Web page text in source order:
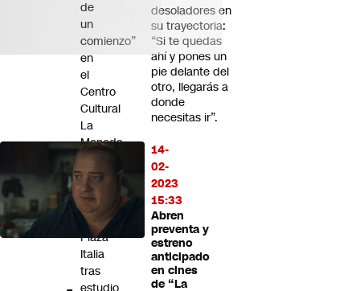
desoladores en
su trayectoria:
“Si te quedas
ahí y pones un
pie delante del
otro, llegarás a
donde
necesitas ir”.
14-
02-
2023
15:33
Abren
preventa y
estreno
anticipado
en cines
de “La
de
un
comienzo”
en
el
Centro
Cultural
La
Moneda
Orrego
defiende
obras
en
Plaza
Italia
tras
estudio